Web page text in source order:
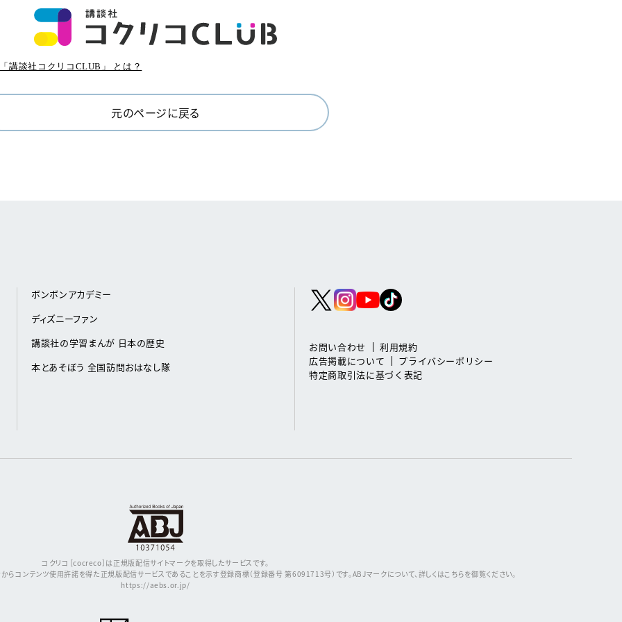
「講談社コクリコCLUB」 とは？
元のページに戻る
ボンボンアカデミー
ディズニーファン
講談社の学習まんが 日本の歴史
本とあそぼう 全国訪問おはなし隊
お問い合わせ
利用規約
広告掲載について
プライバシーポリシー
特定商取引法に基づく表記
コクリコ［cocreco］は正規版配信サイトマークを取得したサービスです。
コンテンツ使用許諾を得た正規版配信サービスであることを示す登録商標（登録番号 第6091713号）です。ABJマークについて、詳しくはこちらを御覧ください。
https://aebs.or.jp/